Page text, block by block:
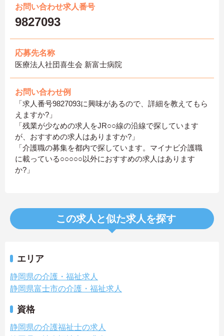
お問い合わせ求人番号
9827093
応募先名称
医療法人社団喜生会 新富士病院
お問い合わせ例
「求人番号9827093に興味があるので、詳細を教えてもら
えますか?」
「残業が少なめの求人をJR○○線の沿線で探しています
が、おすすめの求人はありますか?」
「介護職の募集を都内で探しています。マイナビ介護職
に載っている○○○○○以外におすすめの求人はあります
か?」
この求人と似た求人を探す
エリア
静岡県の介護・福祉求人
静岡県富士市の介護・福祉求人
資格
静岡県の介護福祉士の求人